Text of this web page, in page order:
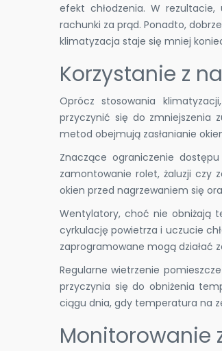
efekt chłodzenia. W
rachunki za prąd. Ponadto,
klimatyzacja staje się mniej
Korzystanie z
Oprócz stosowania
przyczynić się do zmniejszenia
metod obejmują zasłanianie
Znaczące ograniczenie
zamontowanie rolet, żaluzji czy
okien przed nagrzewaniem się
Wentylatory, choć nie obniżają
cyrkulację powietrza i uczucie
zaprogramowane mogą działać
Regularne wietrzenie
przyczynia się do obniżenia
ciągu dnia, gdy temperatura na
Monitorowanie